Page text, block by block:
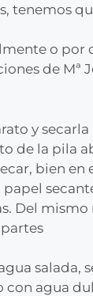
tenemos
o por
de Mª
y
de la pila
bien
Del
agua